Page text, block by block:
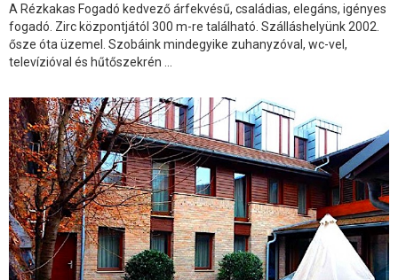
A Rézkakas Fogadó kedvező árfekvésű, családias, elegáns, igényes
fogadó. Zirc központjától 300 m-re található. Szálláshelyünk 2002.
ősze óta üzemel. Szobáink mindegyike zuhanyzóval, wc-vel,
televízióval és hűtőszekrén ...